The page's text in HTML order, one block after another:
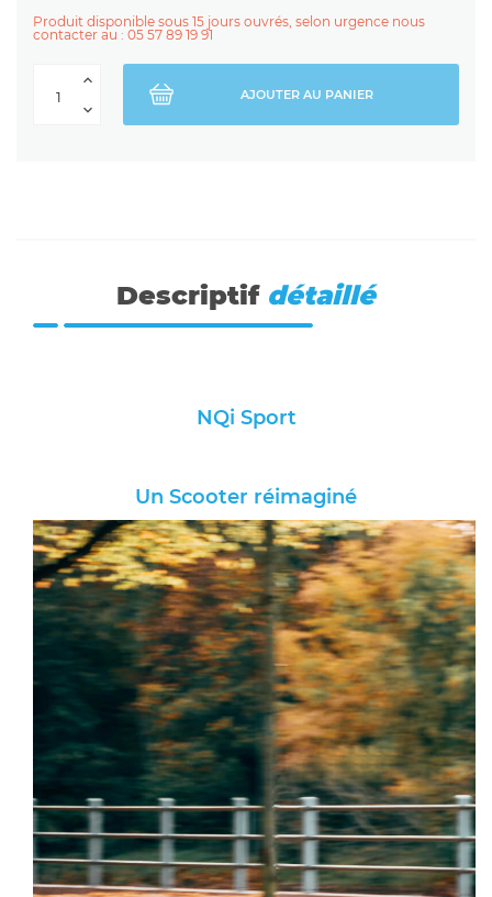
Produit disponible sous 15 jours ouvrés, selon urgence nous
contacter au : 05 57 89 19 91
AJOUTER AU PANIER
Descriptif détaillé
NQi Sport
Un Scooter réimaginé